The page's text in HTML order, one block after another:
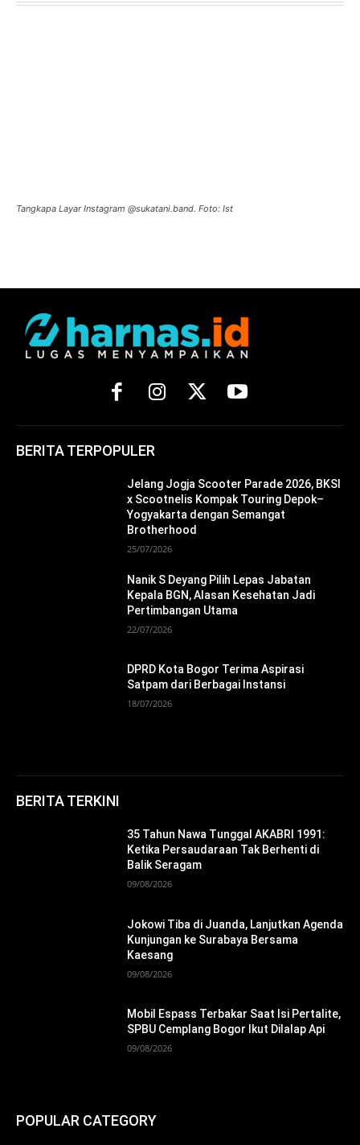
Tangkapa Layar Instagram @sukatani.band. Foto: Ist
BERITA TERPOPULER
Jelang Jogja Scooter Parade 2026, BKSI
x Scootnelis Kompak Touring Depok–
Yogyakarta dengan Semangat
Brotherhood
25/07/2026
Nanik S Deyang Pilih Lepas Jabatan
Kepala BGN, Alasan Kesehatan Jadi
Pertimbangan Utama
22/07/2026
DPRD Kota Bogor Terima Aspirasi
Satpam dari Berbagai Instansi
18/07/2026
BERITA TERKINI
35 Tahun Nawa Tunggal AKABRI 1991:
Ketika Persaudaraan Tak Berhenti di
Balik Seragam
09/08/2026
Jokowi Tiba di Juanda, Lanjutkan Agenda
Kunjungan ke Surabaya Bersama
Kaesang
09/08/2026
Mobil Espass Terbakar Saat Isi Pertalite,
SPBU Cemplang Bogor Ikut Dilalap Api
09/08/2026
POPULAR CATEGORY